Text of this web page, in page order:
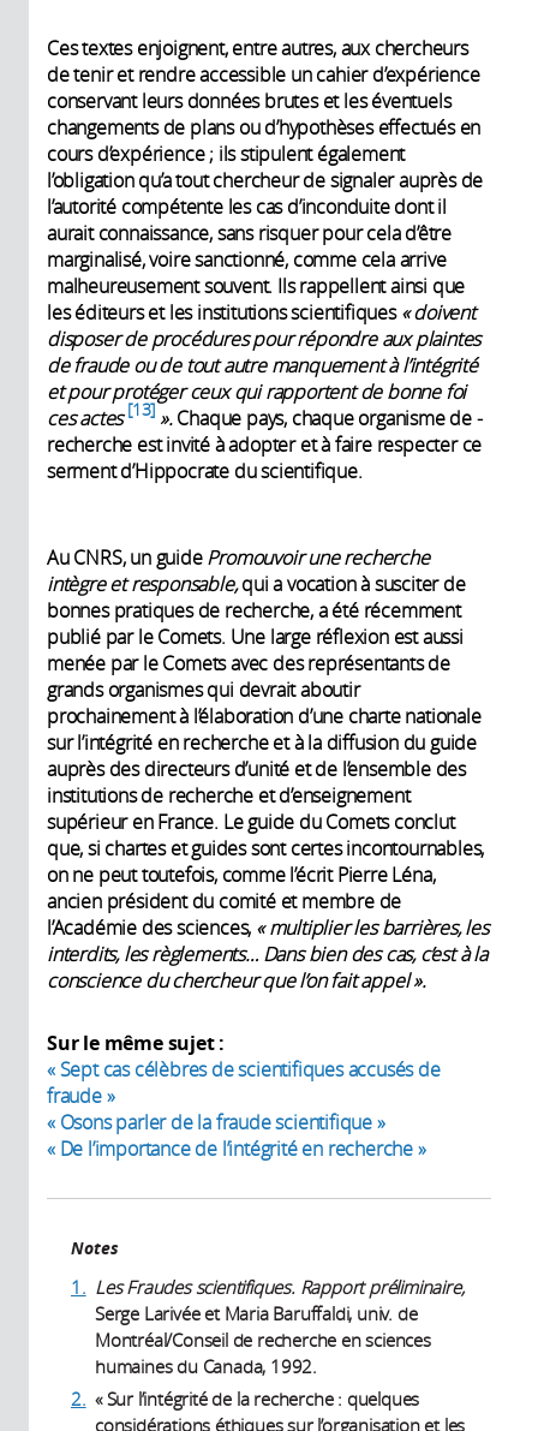
Ces textes enjoignent, entre autres, aux chercheurs
de tenir et rendre accessible un cahier d’expérience
conservant leurs données brutes et les éventuels
changements de plans ou d’hypothèses effectués en
cours d’expérience ; ils stipulent également
l’obligation qu’a tout chercheur de ­signaler ­auprès de
l’autorité compétente les cas d’inconduite dont il
aurait connaissance, sans risquer pour cela d’être
marginalisé, voire sanctionné, comme cela arrive
malheureusement souvent. Ils rappellent ainsi que
les éditeurs et les institutions scientifiques« doivent
disposer de procédures pour répondre aux plaintes
de fraude ou de tout autre manquement à l’intégrité
et pour protéger ceux qui rapportent de bonne foi
ces actes 13 ».Chaque pays, chaque organisme de ­
recherche est invité à adopter et à faire respecter ce
­serment d’Hippocrate du scientifique.
Au CNRS, un guidePromouvoir une recherche
intègre et responsable,qui a vocation à susciter de
bonnes pratiques de recherche, a été récemment
publié par le Comets. Une large réflexion est aussi
menée par le Comets avec des représentants de
grands organismes qui devrait aboutir
prochainement à l’élaboration d’une charte nationale
sur l’intégrité en recherche et à la diffusion du guide
auprès des directeurs d’unité et de l’ensemble des
institutions de recherche et d’enseignement
supérieur en France. Le guide du Comets conclut
que, si chartes et guides sont certes incontournables,
on ne peut toutefois, comme l’écrit Pierre Léna,
ancien président du comité et membre de
l’Académie des sciences, « multiplier les barrières, les
interdits, les règlements… Dans bien des cas, c’est à la
conscience du chercheur que l’on fait appel ».
Sur le même sujet :
« Sept cas célèbres de scientifiques accusés de
fraude »
« Osons parler de la fraude scientifique »
« De l’importance de l’intégrité en recherche »
Notes
1. Les Fraudes scientifiques. Rapport préliminaire,
Serge Larivée et Maria Baruffaldi, univ. de
Montréal/Conseil de recherche en sciences
humaines du Canada, 1992.
2. « Sur l’intégrité de la recherche : quelques
considérations éthiques sur l’organisation et les